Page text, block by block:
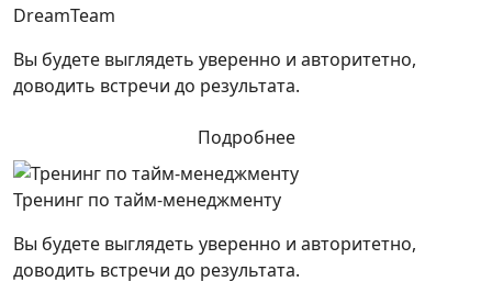
DreamTeam
Вы будете выглядеть уверенно и авторитетно,
доводить встречи до результата.
Подробнее
Тренинг по тайм-менеджменту
Вы будете выглядеть уверенно и авторитетно,
доводить встречи до результата.